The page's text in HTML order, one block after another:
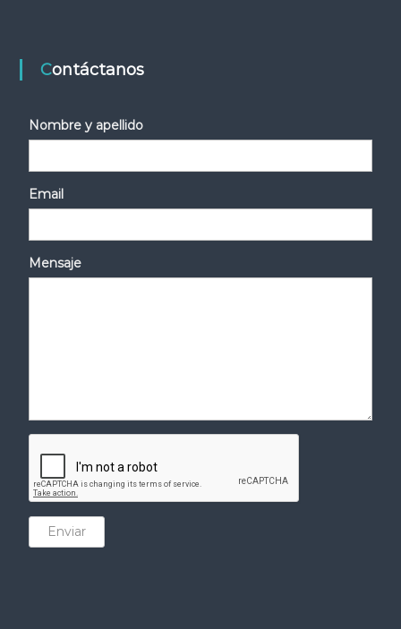
Contáctanos
Nombre y apellido
Email
Mensaje
Enviar